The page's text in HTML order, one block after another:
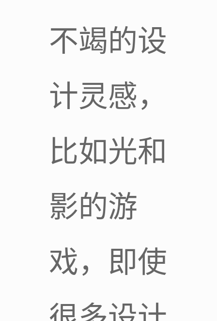
不竭的设
计灵感，
比如光和
影的游
戏，即使